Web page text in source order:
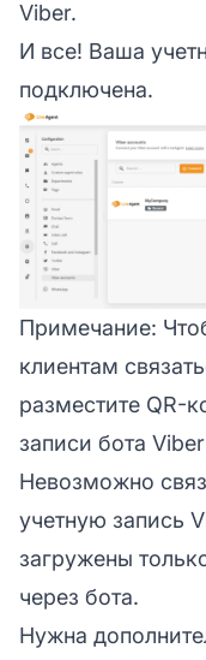
Viber.
И все! Ваша
подключена.
Примечание:
клиентам
разместите QR-
записи бота
Невозможно
учетную запись
загружены
через бота.
Нужна